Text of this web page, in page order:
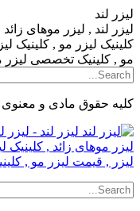
لیزر لند
لیزر لند , لیزر موهای
کلینیک لیزر مو , کلینیک
مو , کلینیک تخصصی لیزر
کلیه حقوق مادی و
لیزر لند -
لیزر موهای زائد , کلینیک
لیزر , قیمت لیزر مو ,